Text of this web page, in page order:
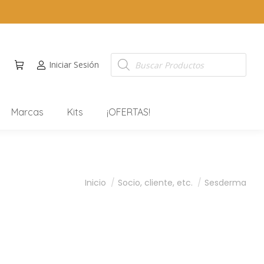
Iniciar Sesión
Marcas Kits ¡OFERTAS!
Estás aquí:
Inicio Socio, cliente, etc. Sesderma